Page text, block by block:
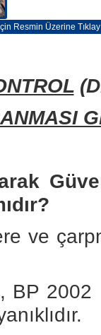
Resmin Üzerine
ve
BP 2002